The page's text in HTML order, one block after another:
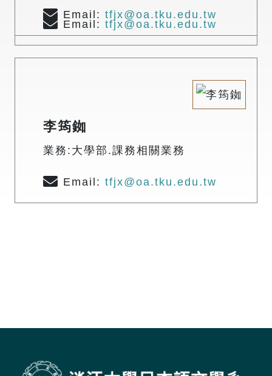
Email: tfjx@oa.tku.edu.tw
Email: tfjx@oa.tku.edu.tw
李筠銣
業務:大學部.課務相關業務
Email: tfjx@oa.tku.edu.tw